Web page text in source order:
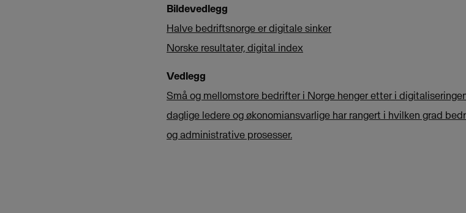
Bildevedlegg
Halve bedriftsnorge er digitale sinker
Norske resultater, digital index
Vedlegg
Små og mellomstore bedrifter i Norge henger etter i
daglige ledere og økonomiansvarlige har rangert i hvilken grad
og administrative prosesser.